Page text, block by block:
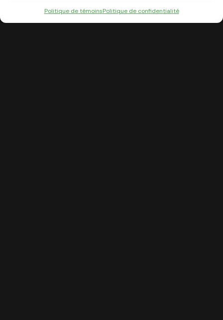
Politique de témoinsPolitique de confidentialité